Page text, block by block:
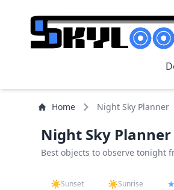
Home Night Sky Planner
Night Sky Planner
Best objects to observe tonight
☀Sunset ☀Sunrise ★